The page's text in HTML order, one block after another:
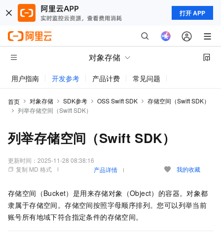
打开 APP
对象存储
用户指南 开发参考 产品计费 常见问题
首页 对象存储 SDK参考 OSS Swift SDK
存储空间（Swift SDK）
列举存储空间（Swift SDK）
列举存储空间（Swift SDK）
更新时间： 2025-11-28 08:38:16
复制 MD 格式
产品详情 我的收藏
存储空间（Bucket）是用来存储对象（Object）的容器。对象都
隶属于存储空间。存储空间按照字母顺序排列。您可以列举当前
账号所有地域下符合指定条件的存储空间。